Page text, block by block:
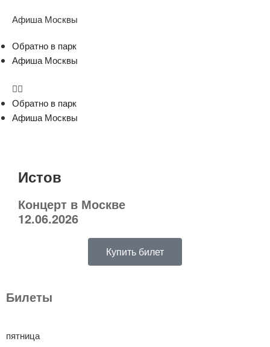
Афиша Москвы
Обратно в парк
Афиша Москвы
Обратно в парк
Афиша Москвы
Истов
Концерт в Москве
12.06.2026
Купить билет
Билеты
пятница